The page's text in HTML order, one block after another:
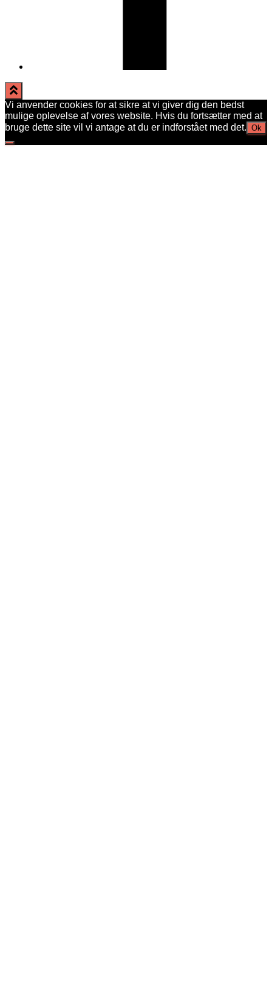
Vi anvender cookies for at sikre at vi giver dig den bedst
mulige oplevelse af vores website. Hvis du fortsætter med at
bruge dette site vil vi antage at du er indforstået med det. Ok